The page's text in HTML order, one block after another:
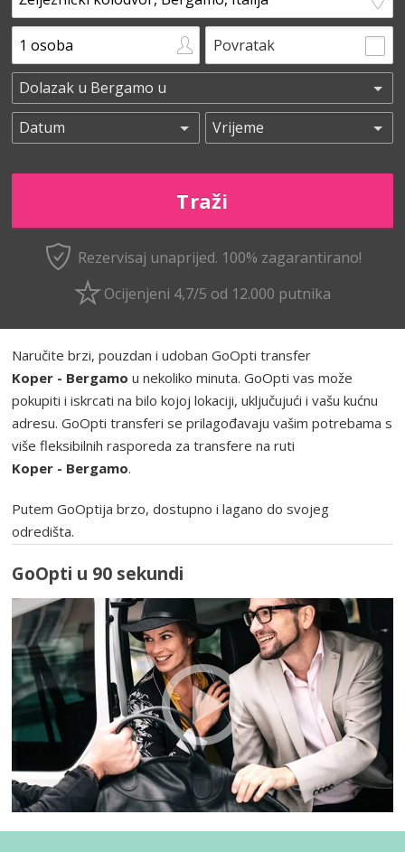
Povratak
Rezervisaj unaprijed. 100% zagarantirano!
Ocijenjeni 4,7/5 od 12.000 putnika
Naručite brzi, pouzdan i udoban GoOpti transfer
Koper - Bergamo u nekoliko minuta. GoOpti vas može
pokupiti i iskrcati na bilo kojoj lokaciji, uključujući i vašu kućnu
adresu. GoOpti transferi se prilagođavaju vašim potrebama s
više fleksibilnih rasporeda za transfere na ruti
Koper - Bergamo.
Putem GoOptija brzo, dostupno i lagano do svojeg
odredišta.
GoOpti u 90 sekundi